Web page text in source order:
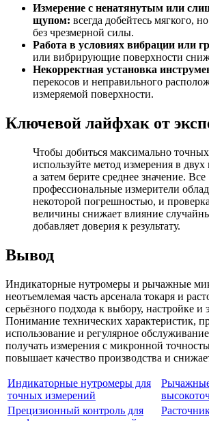
Измерение с ненатянутым или
щупом: всегда добейтесь мягкого,
без чрезмерной силы.
Работа в условиях вибрации или
или вибрирующие поверхности
Некорректная установка
перекосов и неправильного
измеряемой поверхности.
Ключевой лайфхак от
Чтобы добиться максимально точных
используйте метод измерения в
а затем берите среднее значение. Все
профессиональные измерители
некоторой погрешностью, и
величины снижает влияние
добавляет доверия к результату.
Вывод
Индикаторные нутромеры и рычажные
неотъемлемая часть арсенала токаря и
серьёзного подхода к выбору, настройке и
Понимание технических характеристик,
использование и регулярное
получать измерения с микронной
повышает качество производства и
Индикаторные нутромеры для
точных измерений
Прецизионный контроль для